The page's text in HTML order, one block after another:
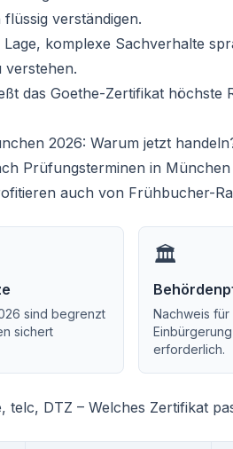
verständigen.
Lage, komplexe Sachverhalte
verstehen.
das Goethe-Zertifikat
2026: Warum jetzt
Prüfungsterminen in
auch von Frühbucher-
sind begrenzt
sichert
🏛️
Nachweis für
erforderlich.
telc, DTZ – Welches Zertifikat